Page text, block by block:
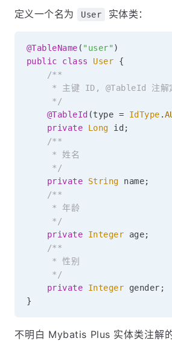
定义一个名为 User 实体类：
@TableName ( "user" )
public
class User
{
/**
* 主键 ID, @TableId 注解
     */
@TableId (type = IdType .
private
Long id ;
/**
     * 姓名
     */
private
String name;
/**
     * 年龄
     */
private
Integer age;
/**
     * 性别
     */
private
Integer gender ;
}
不明白 Mybatis Plus 实体类注解